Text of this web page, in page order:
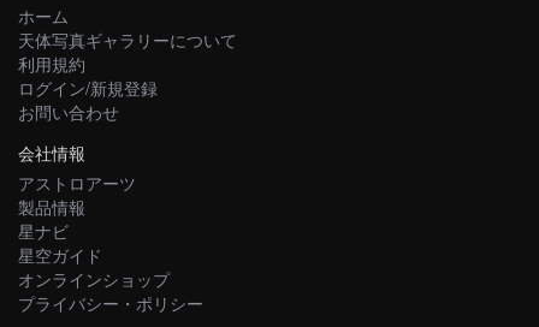
ホーム
天体写真ギャラリーについて
利用規約
ログイン/新規登録
お問い合わせ
会社情報
アストロアーツ
製品情報
星ナビ
星空ガイド
オンラインショップ
プライバシー・ポリシー